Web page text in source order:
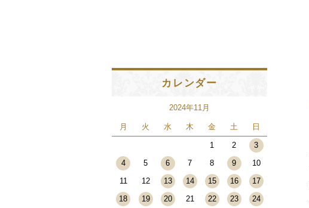
カレンダー
2024年11月
月 火 水 木 金 土 日
1 2
3
4
5 6 7 8 9
10
11
12 13 14 15 16
17
18
19 20 21 22 23
24